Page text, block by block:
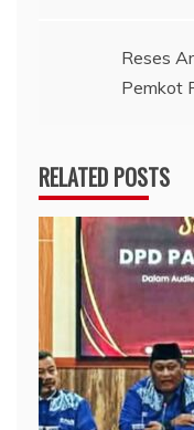
Reses
Pemkot
RELATED POSTS